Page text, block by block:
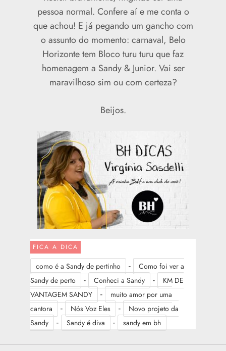
pessoa normal. Confere aí e me conta o
que achou! E já pegando um gancho com
o assunto do momento: carnaval, Belo
Horizonte tem Bloco turu turu que faz
homenagem a Sandy & Junior. Vai ser
maravilhoso sim ou com certeza?
Beijos.
FICA A DICA
como é a Sandy de pertinho -
Como foi ver a
Sandy de perto
- Conheci a Sandy -
KM DE
VANTAGEM SANDY
-
muito amor por uma
cantora
- Nós Voz Eles -
Novo projeto da
Sandy
- Sandy é diva - sandy em bh